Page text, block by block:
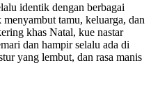
identik dengan berbagai
tamu, keluarga, dan
khas Natal, kue nastar
dan hampir selalu ada di
yang lembut, dan rasa manis